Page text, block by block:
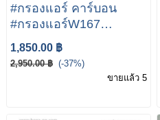
#กรองแอร์ คาร์บอน
#กรองแอร์W167
Mercedes-Benz W205
W213 W166 W167
W204 W217 W238
1,850.00 ฿
2,950.00 ฿ (-37%)
ขายแล้ว 5